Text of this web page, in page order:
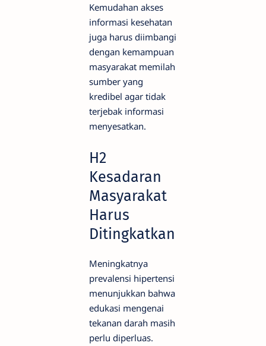
Kemudahan akses
informasi kesehatan
juga harus diimbangi
dengan kemampuan
masyarakat memilah
sumber yang
kredibel agar tidak
terjebak informasi
menyesatkan.
H2
Kesadaran
Masyarakat
Harus
Ditingkatkan
Meningkatnya
prevalensi hipertensi
menunjukkan bahwa
edukasi mengenai
tekanan darah masih
perlu diperluas.